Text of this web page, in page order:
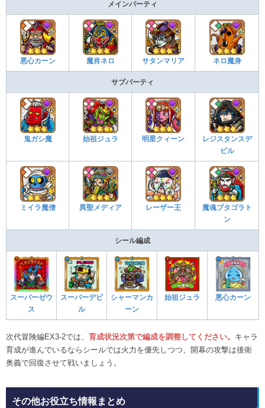
メインパーティ
悪心カーン 魔肖ネロ サタンマリア ネロ魔身
サブパーティ
鬼ガシ魔 始祖ジュラ 明星クィーン
レジスタンスデ
ビル
ミイラ魔僧 異聖メディア レーザー王
魔魂プタゴラト
ン
シール編成
スーパーゼウ
ス
スーパーデビ
ル
シャーマンカ
ーン
始祖ジュラ 悪心カーン
次代冒険編EX3-2では、 育成状況次第で編成を調整してください。 キャラ
育成が進んでいるならシールでは火力を優先しつつ、開幕の攻撃は後衛
奥義で回復させて戦いましょう。
その他お役立ち情報まとめ